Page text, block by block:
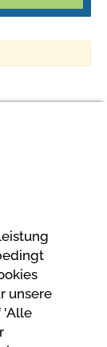
unsere
'Alle